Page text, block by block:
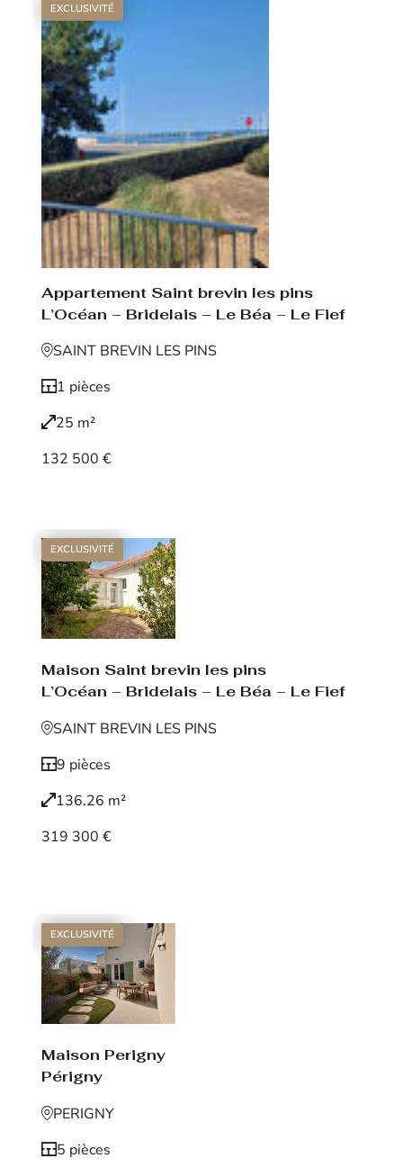
EXCLUSIVITÉ
Appartement Saint brevin les pins
L’Océan – Bridelais – Le Béa – Le Fief
SAINT BREVIN LES PINS
1 pièces
25 m²
132 500 €
EXCLUSIVITÉ
Maison Saint brevin les pins
L’Océan – Bridelais – Le Béa – Le Fief
SAINT BREVIN LES PINS
9 pièces
136.26 m²
319 300 €
EXCLUSIVITÉ
Maison Perigny
Périgny
PERIGNY
5 pièces